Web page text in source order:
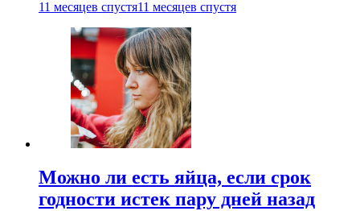
11 месяцев спустя11 месяцев спустя
Можно ли есть яйца, если срок
годности истек пару дней назад